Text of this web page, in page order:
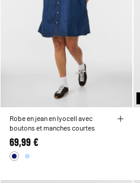
Robe en jean en lyocell avec
boutons et manches courtes
69,99 €